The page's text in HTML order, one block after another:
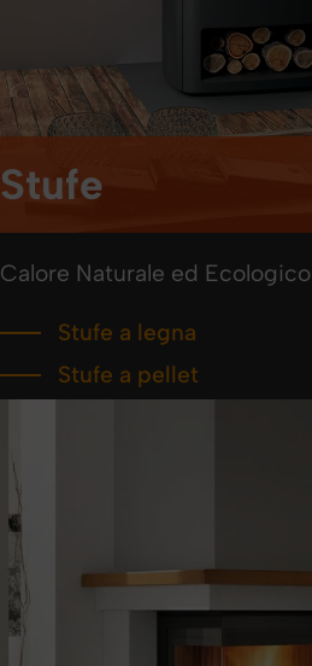
Stufe
Calore Naturale ed Ecologico
Stufe a legna
Stufe a pellet